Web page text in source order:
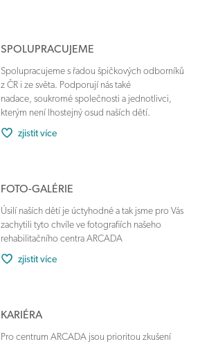
SPOLUPRACUJEME
Spolupracujeme s řadou špičkových odborníků
z ČR i ze světa. Podporují nás také
nadace, soukromé společnosti a jednotlivci,
kterým není lhostejný osud naších dětí.
zjistit více
FOTO-GALÉRIE
Úsilí naších dětí je úctyhodné a tak jsme pro Vás
zachytili tyto chvíle ve fotografiích našeho
rehabilitačního centra ARCADA
zjistit více
KARIÉRA
Pro centrum ARCADA jsou prioritou zkušení